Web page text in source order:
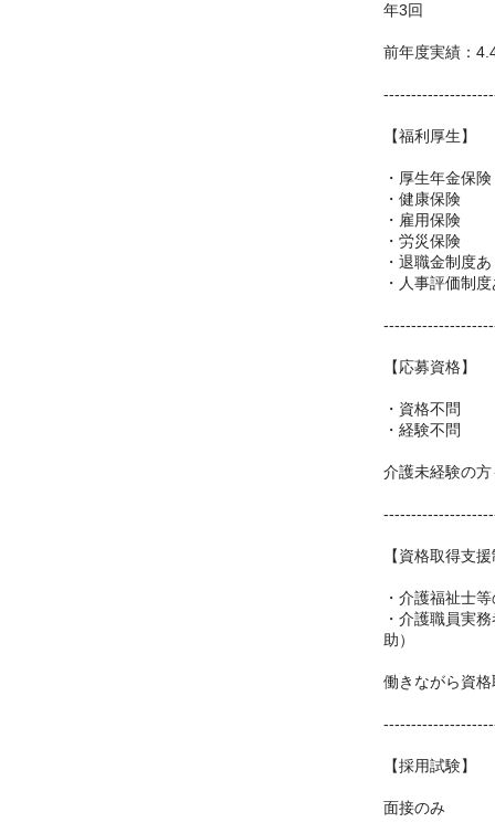
年3回
前年度実績：
【福利厚生】
・厚生年金保険
・健康保険
・雇用保険
・労災保険
・退職金制度
・人事評価制
【応募資格】
・資格不問
・経験不問
介護未経験の
【資格取得支
・介護福祉士
・介護職員実
助）
働きながら資
【採用試験】
面接のみ